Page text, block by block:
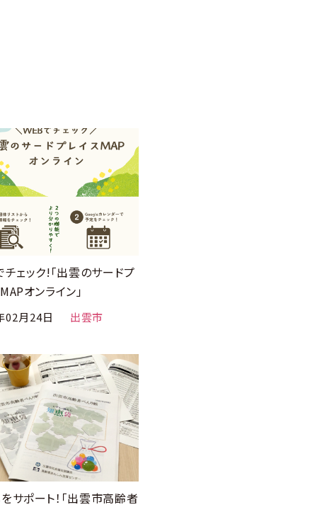
出雲市
02月24日
チェック!「出雲のサードプ
オンライン」
サポート！「出雲市高齢者